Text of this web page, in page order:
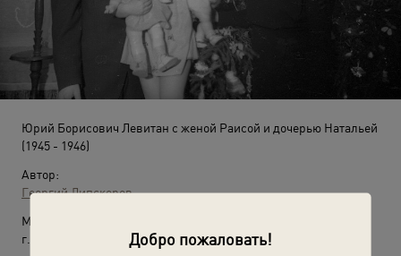
Добро пожаловать!
Юрий Борисович Левитан с женой Раисой и дочерью Натальей
(1945 - 1946)
Автор:
Георгий Липскеров
Место съемки:
г. Москва